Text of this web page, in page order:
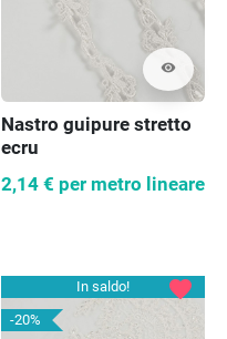
visibility
Nastro guipure stretto
ecru
2,14 € per metro lineare
In saldo!
-20%
favorite